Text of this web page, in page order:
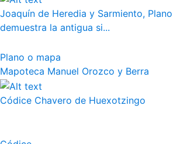
Joaquín de Heredia y Sarmiento,
demuestra la antigua si...
Plano o mapa
Mapoteca Manuel Orozco y Berra
Códice Chavero de Huexotzingo